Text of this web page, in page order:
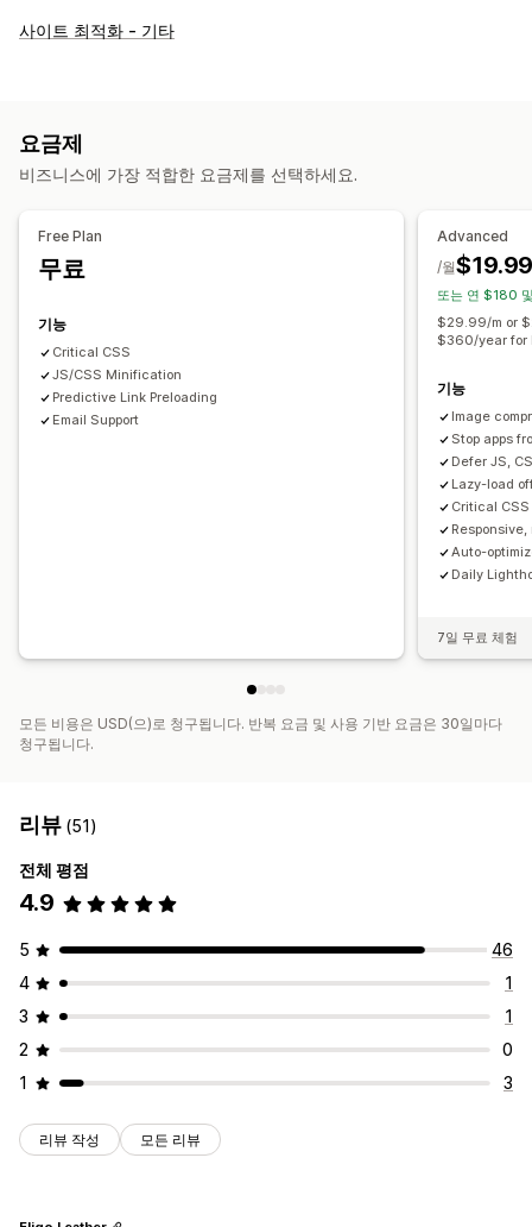
SEO 도구
실적 모니터링
감사
분석 속도 분석 테스트
사이트 최적화 - 기타
요금제
비즈니스에 가장 적합한 요금제를 선택하세요.
Free Plan
무료
기능
Critical CSS
JS/CSS Minification
Predictive Link Preloading
Email Support
Advanced
/월
또는 연 $180
$29.99/m or
$360/year for
기능
Image
Stop apps
Defer JS,
Lazy-load
Critical
Auto-
Daily
7일 무료 체험
모든 비용은 USD(으)로 청구됩니다. 반복 요금 및 사용 기반 요금은 30일마다
청구됩니다.
리뷰 (51)
전체 평점
4.9
5
46
4
1
3
1
2
0
1
3
리뷰 작성 모든 리뷰